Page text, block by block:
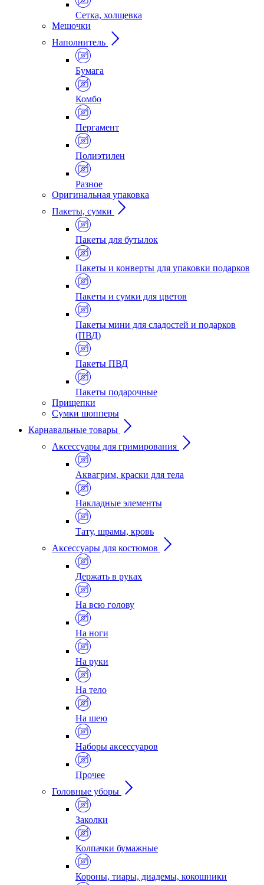
Сетка, холщевка
Мешочки
Наполнитель
Бумага
Комбо
Пергамент
Полиэтилен
Разное
Оригинальная упаковка
Пакеты, сумки
Пакеты для бутылок
Пакеты и конверты для упаковки подарков
Пакеты и сумки для цветов
Пакеты мини для сладостей и подарков
(ПВД)
Пакеты ПВД
Пакеты подарочные
Прищепки
Сумки шопперы
Карнавальные товары
Аксессуары для гримирования
Аквагрим, краски для тела
Накладные элементы
Тату, шрамы, кровь
Аксессуары для костюмов
Держать в руках
На всю голову
На ноги
На руки
На тело
На шею
Наборы аксессуаров
Прочее
Головные уборы
Заколки
Колпачки бумажные
Короны, тиары, диадемы, кокошники